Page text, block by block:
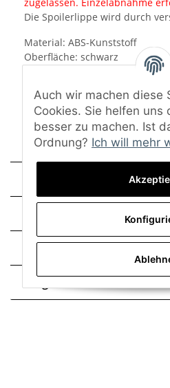
Die Spoilerlippe wird durch
Material: ABS-Kunststoff
Oberfläche: schwarz
Eine Lackierung ist nicht
Lieferumfang: Frontlippe und
Trusted Shops -
Auch wir machen diese
Cookies. Sie helfen uns
besser zu machen. Ist
Ordnung? Ich will mehr